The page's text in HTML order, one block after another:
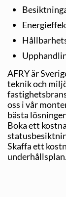
AFRY är
teknik och
oss i vår
bästa
Boka ett
Skaffa ett
underhållsplan.